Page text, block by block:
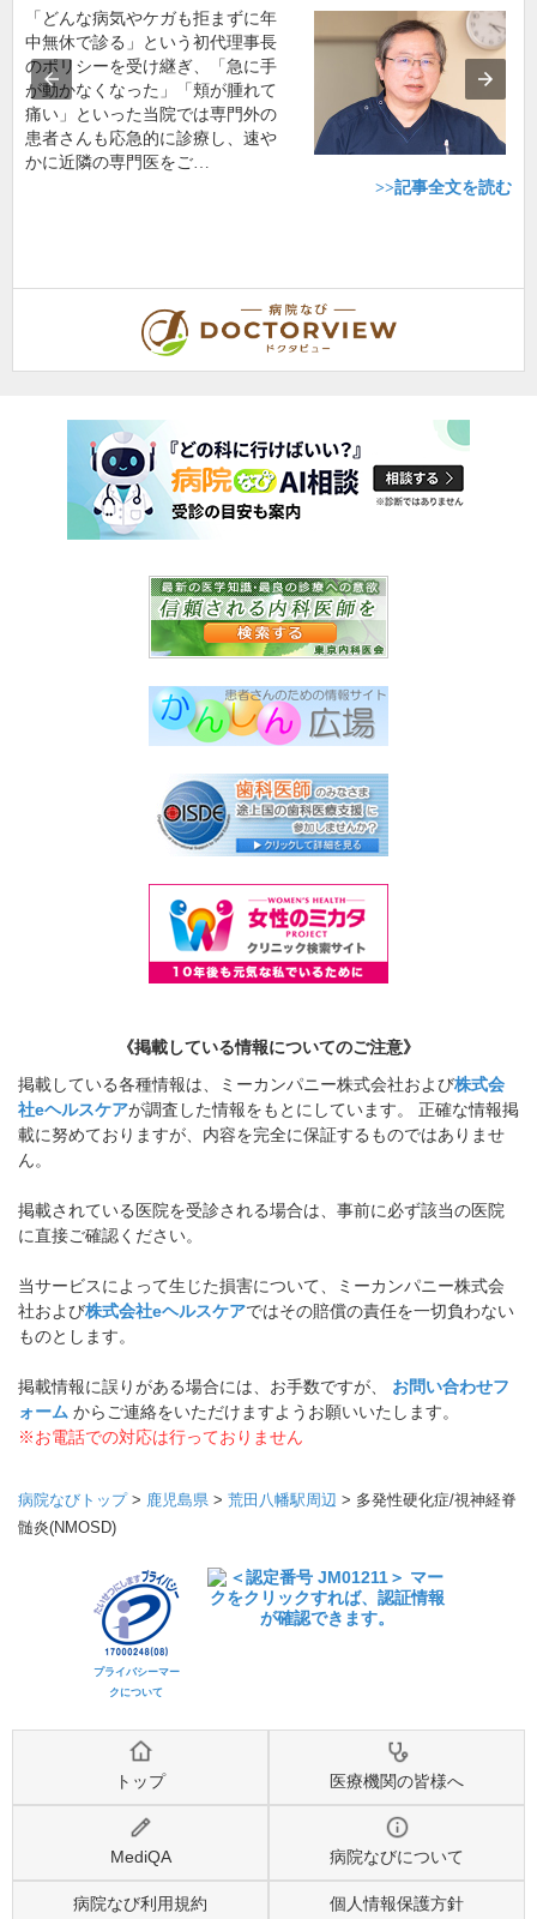
「どんな病気やケガも拒まずに年
中無休で診る」という初代理事長
のポリシーを受け継ぎ、「急に手
が動かなくなった」「頬が腫れて
痛い」といった当院では専門外の
患者さんも応急的に診療し、速や
かに近隣の専門医をご…
>>記事全文を読む
《掲載している情報についてのご注意》
掲載している各種情報は、ミーカンパニー株式会社および株式会
社eヘルスケアが調査した情報をもとにしています。 正確な情報掲
載に努めておりますが、内容を完全に保証するものではありませ
ん。
掲載されている医院を受診される場合は、事前に必ず該当の医院
に直接ご確認ください。
当サービスによって生じた損害について、ミーカンパニー株式会
社および株式会社eヘルスケアではその賠償の責任を一切負わない
ものとします。
掲載情報に誤りがある場合には、お手数ですが、 お問い合わせフ
ォーム からご連絡をいただけますようお願いいたします。
※お電話での対応は行っておりません
病院なびトップ> 鹿児島県 > 荒田八幡駅周辺 > 多発性硬化症/視神経脊
髄炎(NMOSD)
プライバシーマー
クについて
トップ 医療機関の皆様へ
MediQA 病院なびについて
病院なび利用規約 個人情報保護方針